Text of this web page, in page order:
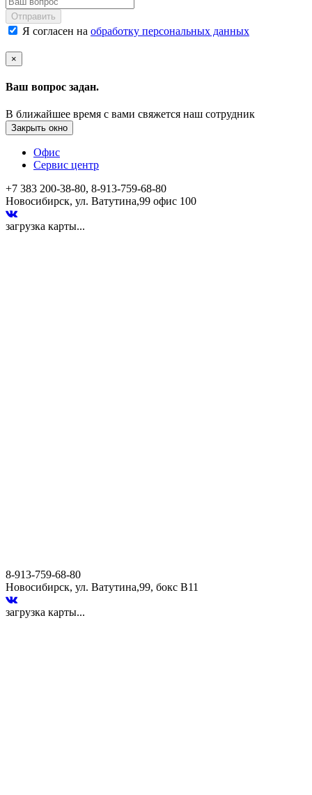
Отправить
Я согласен на обработку персональных данных
×
Ваш вопрос задан.
В ближайшее время с вами свяжется наш сотрудник
Закрыть окно
Офис
Сервис центр
+7 383 200-38-80, 8-913-759-68-80
Новосибирск, ул. Ватутина,99 офис 100
загрузка карты...
8-913-759-68-80
Новосибирск, ул. Ватутина,99, бокс В11
загрузка карты...